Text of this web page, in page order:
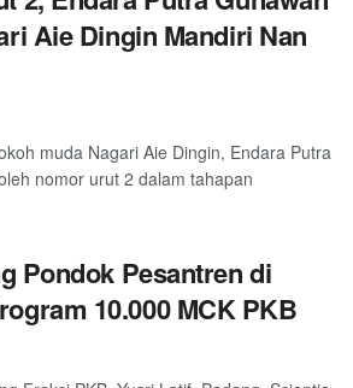
Aie Dingin Mandiri Nan
muda Nagari Aie Dingin, Endara Putra
nomor urut 2 dalam tahapan
Pondok Pesantren di
10.000 MCK PKB